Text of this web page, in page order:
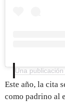
Este año, la cita
como padrino al